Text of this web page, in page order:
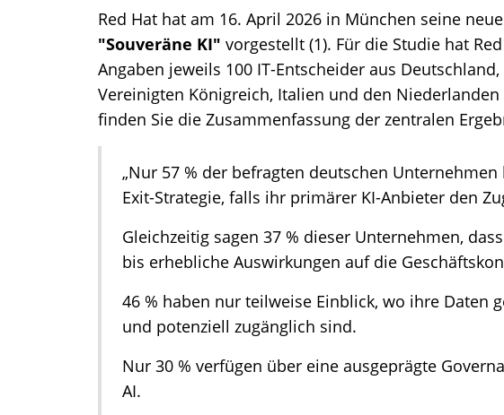
Red Hat hat am 16. April 2026 in München seine
"Souveräne KI" vorgestellt (1). Für die Studie hat
Angaben jeweils 100 IT-Entscheider aus
Vereinigten Königreich, Italien und den
finden Sie die Zusammenfassung der zentralen
„Nur 57 % der befragten deutschen
Exit-Strategie, falls ihr primärer KI-Anbieter den
Gleichzeitig sagen 37 % dieser Unternehmen,
bis erhebliche Auswirkungen auf die
46 % haben nur teilweise Einblick, wo ihre Daten
und potenziell zugänglich sind.
Nur 30 % verfügen über eine ausgeprägte
AI.